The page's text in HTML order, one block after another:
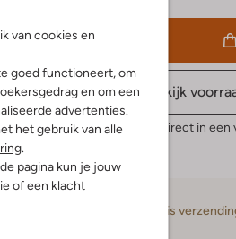
van cookies en
goed functioneert, om
en om een
advertenties.
het gebruik van alle
.
pagina kun je jouw
of een klacht
Bekijk
Reserveer direct in een
Gratis